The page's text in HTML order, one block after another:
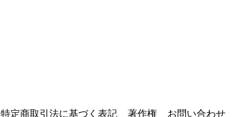
特定商取引法に基づく表記 著作権 お問い合わせ